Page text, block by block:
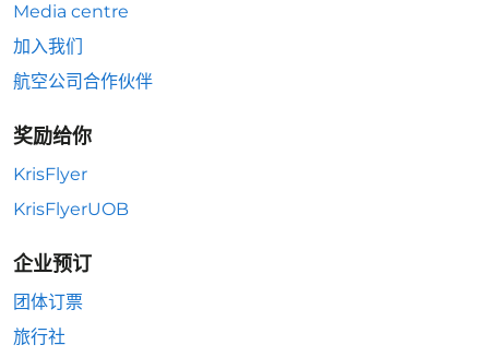
Media centre
加入我们
航空公司合作伙伴
奖励给你
KrisFlyer
KrisFlyerUOB
企业预订
团体订票
旅行社